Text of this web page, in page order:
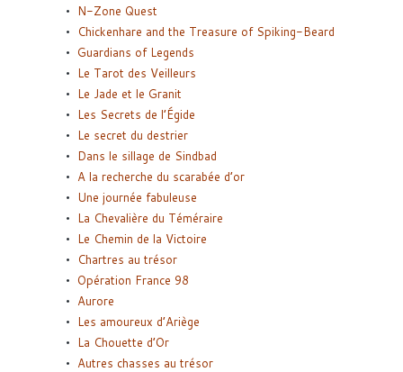
N-Zone Quest
Chickenhare and the Treasure of Spiking-Beard
Guardians of Legends
Le Tarot des Veilleurs
Le Jade et le Granit
Les Secrets de l’Égide
Le secret du destrier
Dans le sillage de Sindbad
A la recherche du scarabée d’or
Une journée fabuleuse
La Chevalière du Téméraire
Le Chemin de la Victoire
Chartres au trésor
Opération France 98
Aurore
Les amoureux d’Ariège
La Chouette d’Or
Autres chasses au trésor